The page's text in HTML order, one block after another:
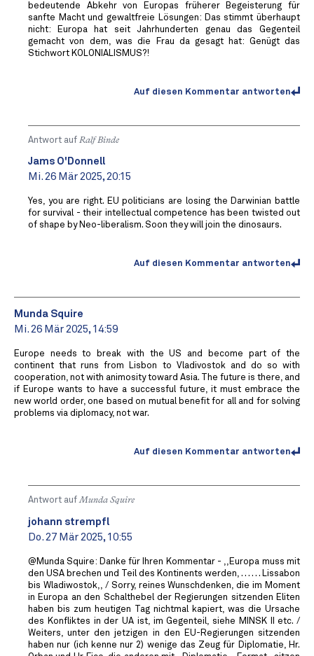
bedeutende Abkehr von Europas früherer Begeisterung für
sanfte Macht und gewaltfreie Lösungen: Das stimmt überhaupt
nicht: Europa hat seit Jahrhunderten genau das Gegenteil
gemacht von dem, was die Frau da gesagt hat: Genügt das
Stichwort KOLONIALISMUS?!
Auf diesen Kommentar antworten
Antwort auf Ralf Binde
Jams O'Donnell
Mi. 26 Mär 2025, 20:15
Yes, you are right. EU politicians are losing the Darwinian battle
for survival - their intellectual competence has been twisted out
of shape by Neo-liberalism. Soon they will join the dinosaurs.
Auf diesen Kommentar antworten
Munda Squire
Mi. 26 Mär 2025, 14:59
Europe needs to break with the US and become part of the
continent that runs from Lisbon to Vladivostok and do so with
cooperation, not with animosity toward Asia. The future is there, and
if Europe wants to have a successful future, it must embrace the
new world order, one based on mutual benefit for all and for solving
problems via diplomacy, not war.
Auf diesen Kommentar antworten
Antwort aufMunda Squire
johann strempfl
Do. 27 Mär 2025, 10:55
@Munda Squire: Danke für Ihren Kommentar - ,,Europa muss mit
den USA brechen und Teil des Kontinents werden, . . . . . . Lissabon
bis Wladiwostok,, / Sorry, reines Wunschdenken, die im Moment
in Europa an den Schalthebel der Regierungen sitzenden Eliten
haben bis zum heutigen Tag nichtmal kapiert, was die Ursache
des Konfliktes in der UA ist, im Gegenteil, siehe MINSK II etc. /
Weiters, unter den jetzigen in den EU-Regierungen sitzenden
haben nur (ich kenne nur 2) wenige das Zeug für Diplomatie, Hr.